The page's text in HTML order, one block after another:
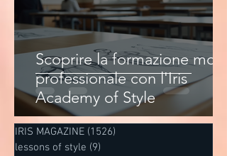
Scoprire la formazione moda
professionale con l'Iris
Academy of Style
IRIS MAGAZINE (1526)
lessons of style (9)